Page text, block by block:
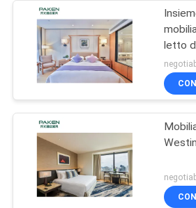
letto
Westin